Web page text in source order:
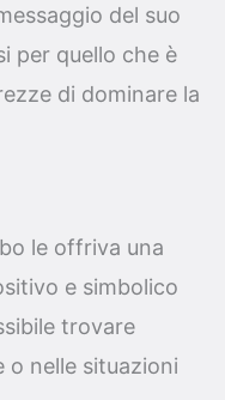
del suo
per quello che è
di dominare la
le offriva una
e simbolico
trovare
o nelle situazioni